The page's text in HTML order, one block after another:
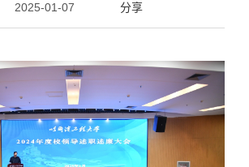
2025-01-07
分享